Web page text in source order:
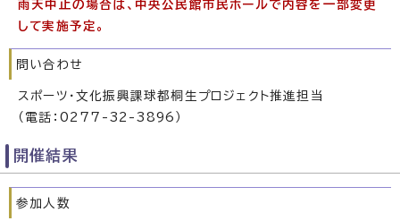
雨天中止の場合は、中央公民館市民ホールで内容を一部変更
して実施予定。
問い合わせ
スポーツ・文化振興課球都桐生プロジェクト推進担当
（電話：0277-32-3896）
開催結果
参加人数